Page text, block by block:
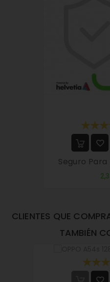
Seguro
CLIENTES QUE
TAMBIÉN